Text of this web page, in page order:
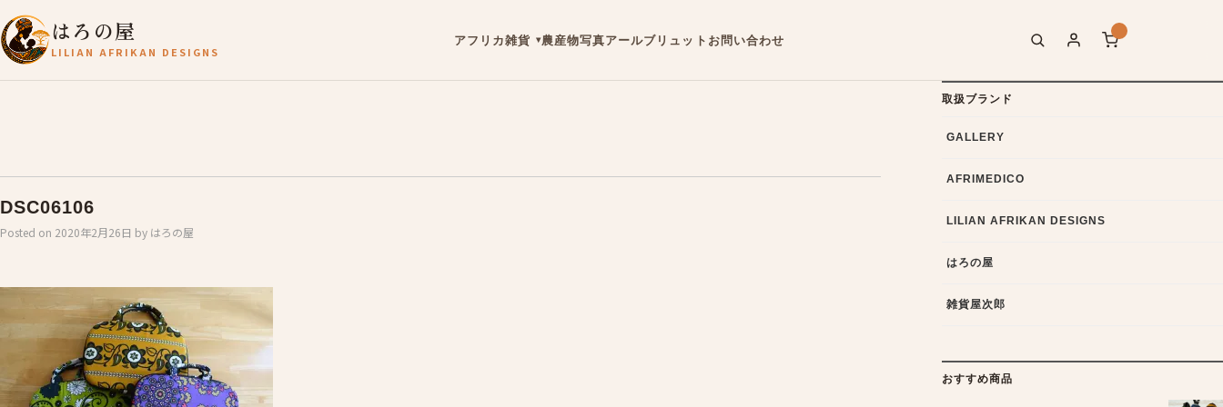
はろの屋
LILIAN AFRIKAN DESIGNS
アフリカ雑貨 農産物写真アールブリュット お問い合わせ
DSC06106
Posted on 2020年2月26日 by はろの屋
取扱ブランド
GALLERY
AFRIMEDICO
LILIAN AFRIKAN DESIGNS
はろの屋
雑貨屋次郎
おすすめ商品